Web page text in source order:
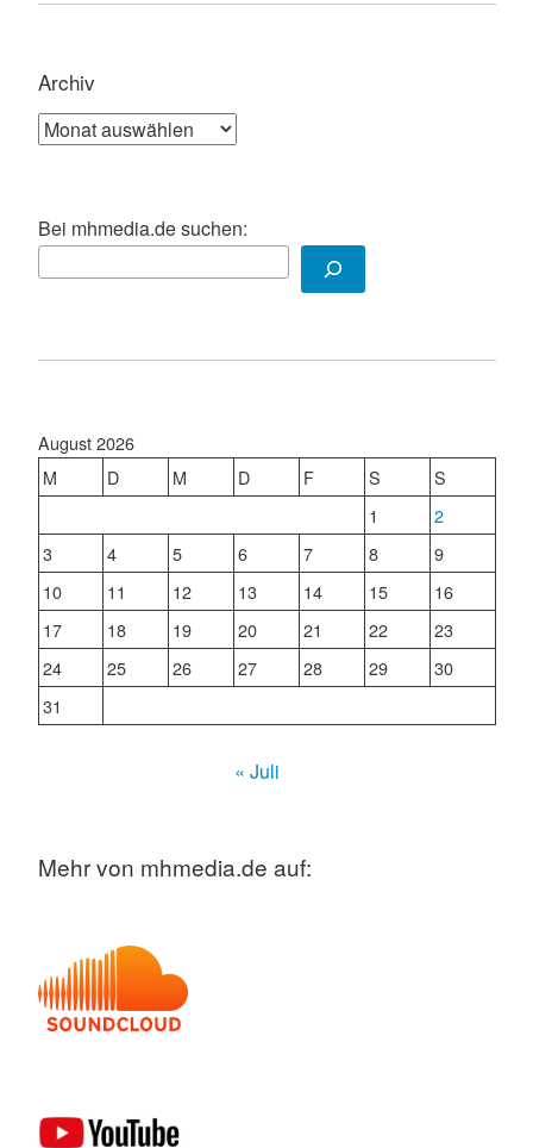
Archiv
Archiv
Bei mhmedia.de suchen:
August 2026
M
D M D F S
S
1
2
3
4 5 6 7 8
9
10
11 12 13 14 15
16
17
18 19 20 21 22
23
24
25 26 27 28 29
30
31
« Juli
Mehr von mhmedia.de auf: